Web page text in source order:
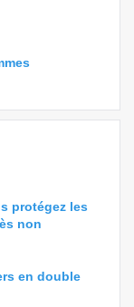
protégez les
non
en double